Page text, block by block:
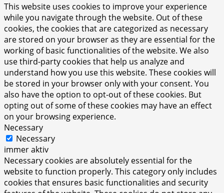
This website uses cookies to improve your experience
while you navigate through the website. Out of these
cookies, the cookies that are categorized as necessary
are stored on your browser as they are essential for the
working of basic functionalities of the website. We also
use third-party cookies that help us analyze and
understand how you use this website. These cookies will
be stored in your browser only with your consent. You
also have the option to opt-out of these cookies. But
opting out of some of these cookies may have an effect
on your browsing experience.
Necessary
Necessary
immer aktiv
Necessary cookies are absolutely essential for the
website to function properly. This category only includes
cookies that ensures basic functionalities and security